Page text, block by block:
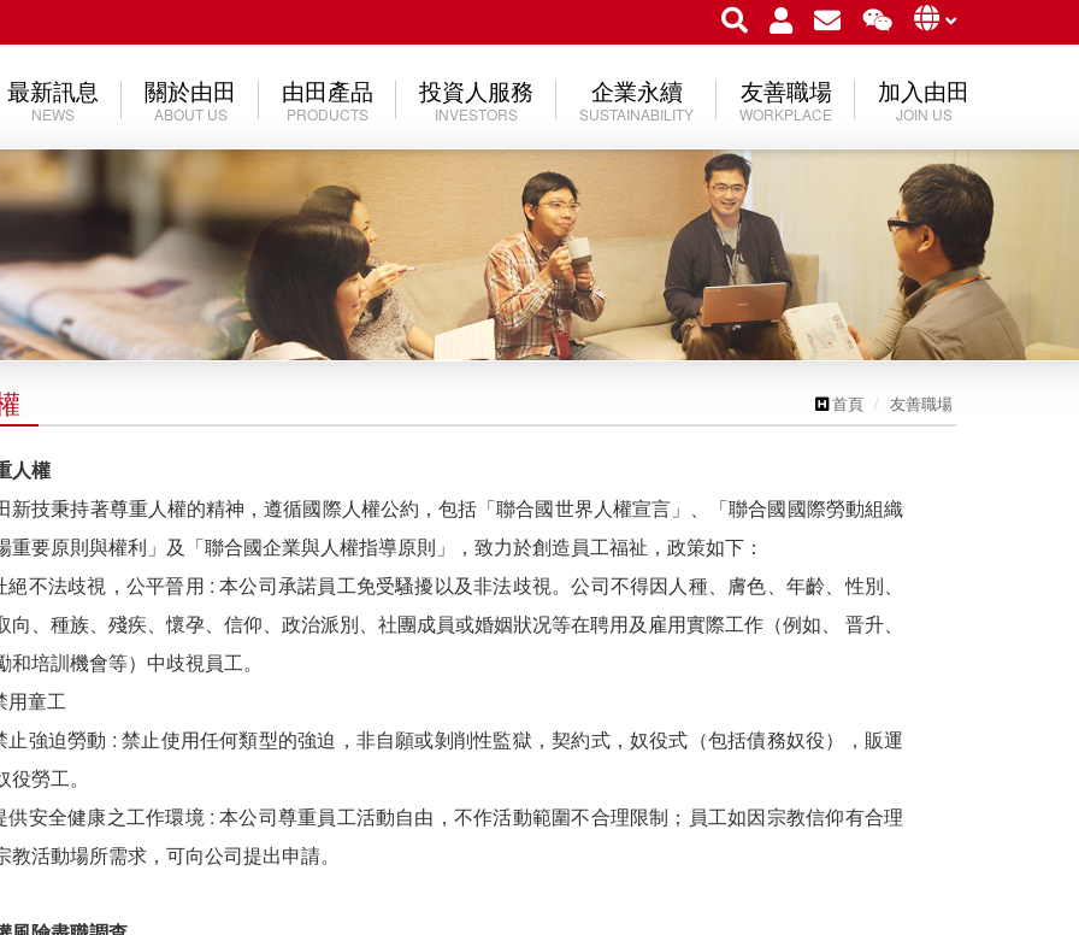
最新訊息
NEWS
關於由田
ABOUT US
由田產品
PRODUCTS
投資人服務
INVESTORS
企業永續
SUSTAINABILITY
友善職場
WORKPLACE
加入由田
JOIN US
首頁 友善職場
人權
新技秉持著尊重人權的精神，遵循國際人權公約，包括「聯合國世界人權宣言」、「聯合國國際勞動組織
重要原則與權利」及「聯合國企業與人權指導原則」，致力於創造員工福祉，政策如下：
絕不法歧視，公平晉用 : 本公司承諾員工免受騷擾以及非法歧視。公司不得因人種、膚色、年齡、性別、
向、種族、殘疾、懷孕、信仰、政治派別、社團成員或婚姻狀况等在聘用及雇用實際工作（例如、 晋升、
和培訓機會等）中歧視員工。
用童工
止強迫勞動 : 禁止使用任何類型的強迫，非自願或剝削性監獄，契約式，奴役式（包括債務奴役），販運
役勞工。
供安全健康之工作環境 : 本公司尊重員工活動自由，不作活動範圍不合理限制；員工如因宗教信仰有合理
教活動場所需求，可向公司提出申請。